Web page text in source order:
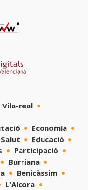
Vila-real
Economía
Salut
Educació
Participació
Burriana
Benicàssim
L'Alcora